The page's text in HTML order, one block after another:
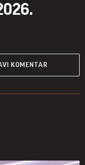
KOMENTAR